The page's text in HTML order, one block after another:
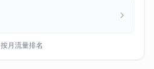
按月流量排名